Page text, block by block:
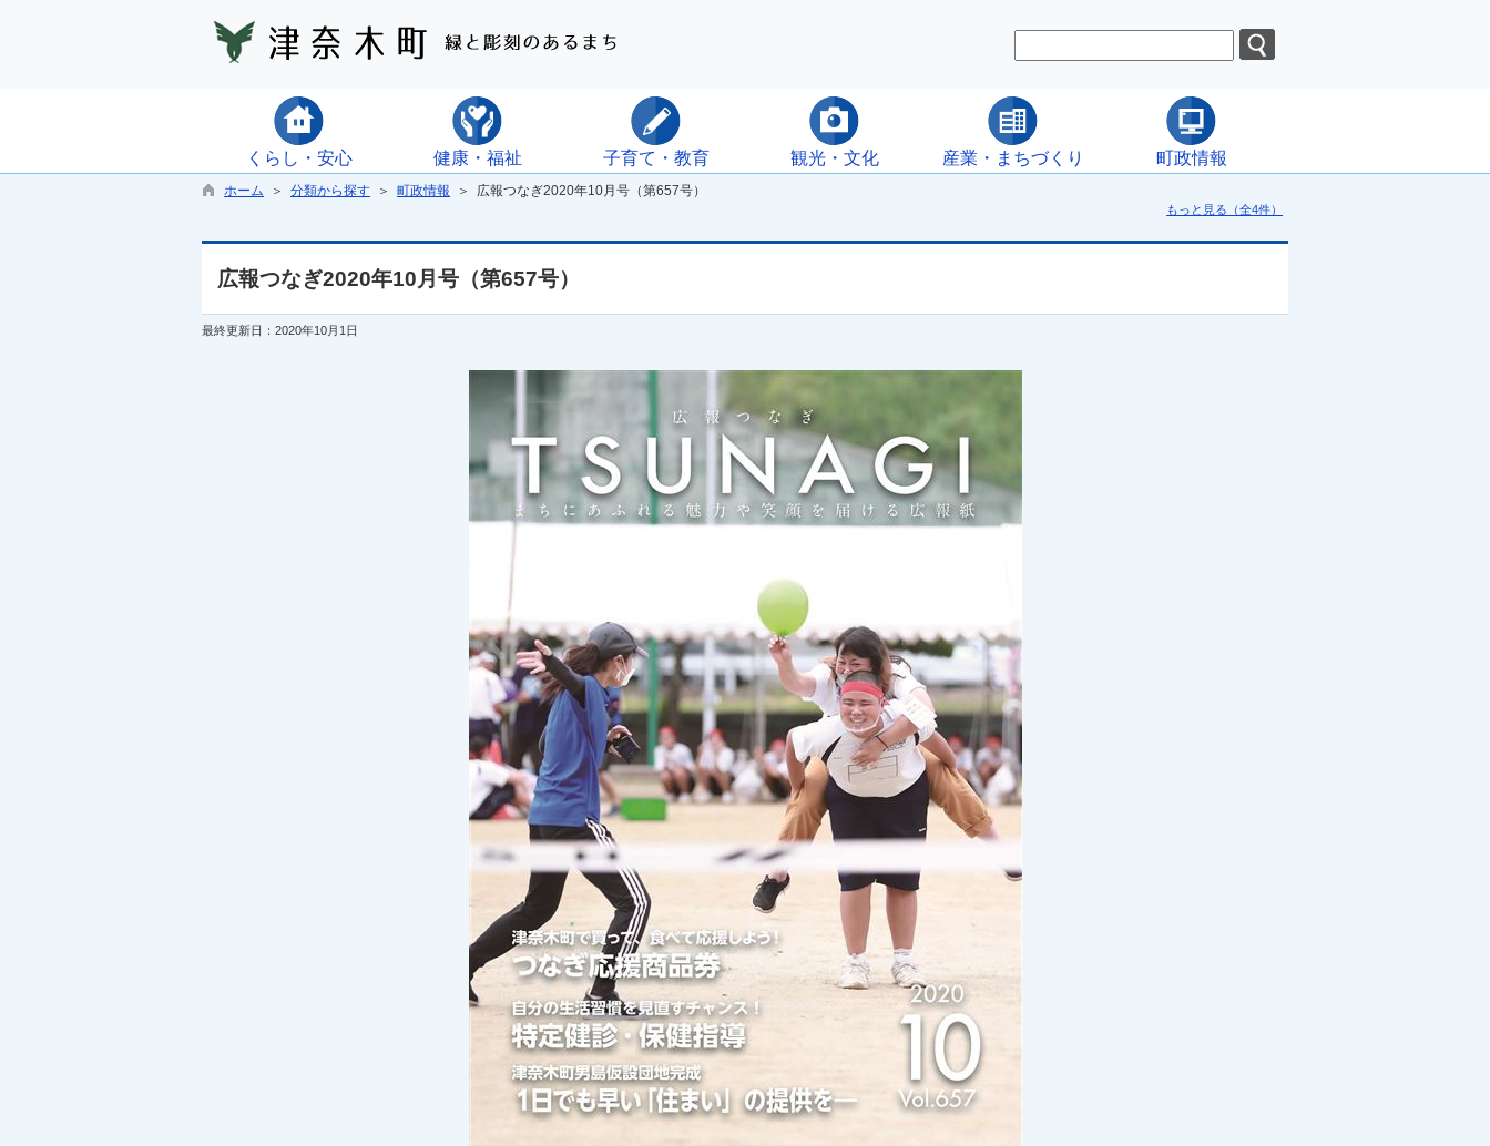
くらし・安心 健康・福祉 子育て・教育 観光・文化 産業・まちづくり 町政情報
ホーム ＞ 分類から探す ＞ 町政情報 ＞ 広報つなぎ2020年10月号（第657号）
もっと見る（全4件）
広報つなぎ2020年10月号（第657号）
最終更新日：2020年10月1日